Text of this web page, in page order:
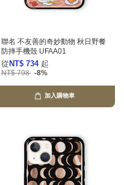
聯名 不友善的奇妙動物 秋日野餐
防摔手機殼 UFAA01
從 NT$ 734 起
NT$ 798 -8%
加入購物車